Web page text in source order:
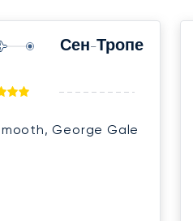
Сен-Тропе
George Gale